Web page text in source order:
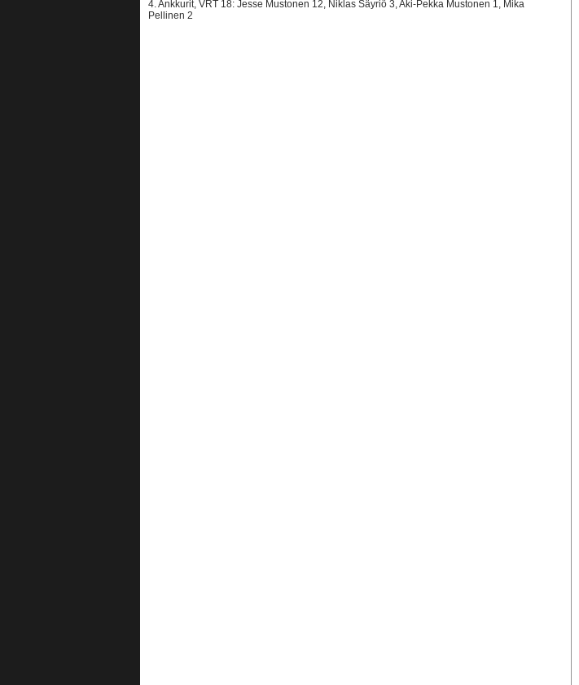
4. Ankkurit, VRT 18: Jesse Mustonen 12, Niklas Säyriö 3, Aki-Pekka Mustonen 1, Mika
Pellinen 2